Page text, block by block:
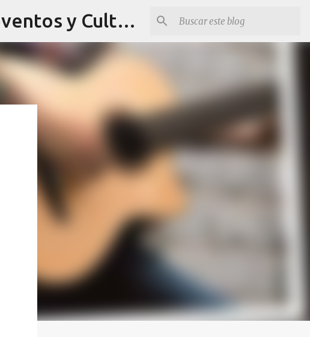
Revista Q Planes - Conciertos de Arequipa, fiestas, eventos y Cultura